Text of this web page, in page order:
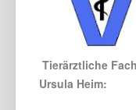
Tierärztliche
Ursula Heim: